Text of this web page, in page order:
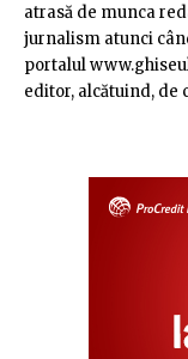
atrasă de munca
jurnalism atunci
portalul
editor, alcătuind, de